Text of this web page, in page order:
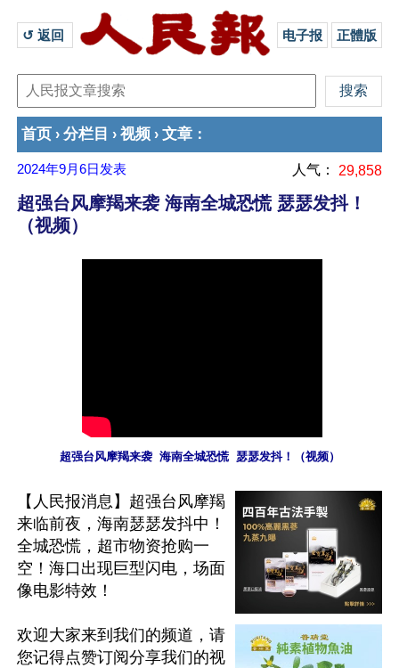
↺ 返回 电子报 正體版
首页 › 分栏目 › 视频 › 文章 ：
2024年9月6日 发表 人气： 29,858
超强台风摩羯来袭 海南全城恐慌 瑟瑟发抖！
（视频）
超强台风摩羯来袭  海南全城恐慌  瑟瑟发抖！（视频）
【人民报消息】超强台风摩羯
来临前夜，海南瑟瑟发抖中！
全城恐慌，超市物资抢购一
空！海口出现巨型闪电，场面
像电影特效！
欢迎大家来到我们的频道，请
您记得点赞订阅分享我们的视